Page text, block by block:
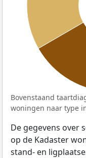
Bovenstaand
woningen naar type
De gegevens over
op de Kadaster
stand- en